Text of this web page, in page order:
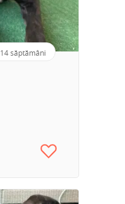
14 săptămâni